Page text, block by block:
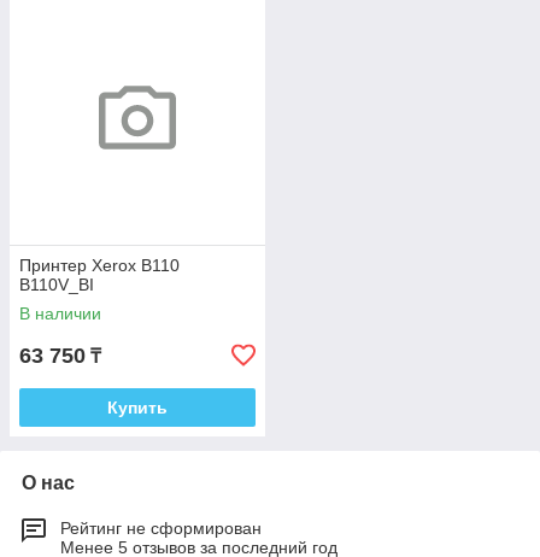
Принтер Xerox B110
B110V_BI
В наличии
63 750 ₸
Купить
О нас
Рейтинг не сформирован
Менее 5 отзывов за последний год